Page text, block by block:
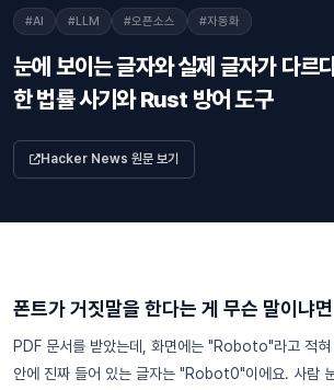
#AI #LLM #오픈소스 #자동화
눈에 보이는 글자와 실제 글자가 다르
한 법률 사기와 Rust 방어 도구
Hacker News 원문 보기
폰트가 거짓말을 한다는 게 무슨 말이냐면
PDF 문서를 받았는데, 화면에는 "Roboto"라고 적
안에 진짜 들어 있는 글자는 "Robot0"이에요. 사람